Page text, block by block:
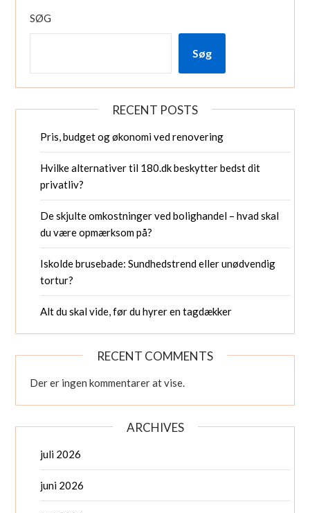
SØG
Søg
RECENT POSTS
Pris, budget og økonomi ved renovering
Hvilke alternativer til 180.dk beskytter bedst dit
privatliv?
De skjulte omkostninger ved bolighandel – hvad skal
du være opmærksom på?
Iskolde brusebade: Sundhedstrend eller unødvendig
tortur?
Alt du skal vide, før du hyrer en tagdækker
RECENT COMMENTS
Der er ingen kommentarer at vise.
ARCHIVES
juli 2026
juni 2026